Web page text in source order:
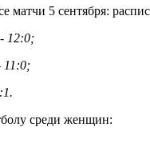
5 сентября:
12:0;
11:0;
среди женщин: